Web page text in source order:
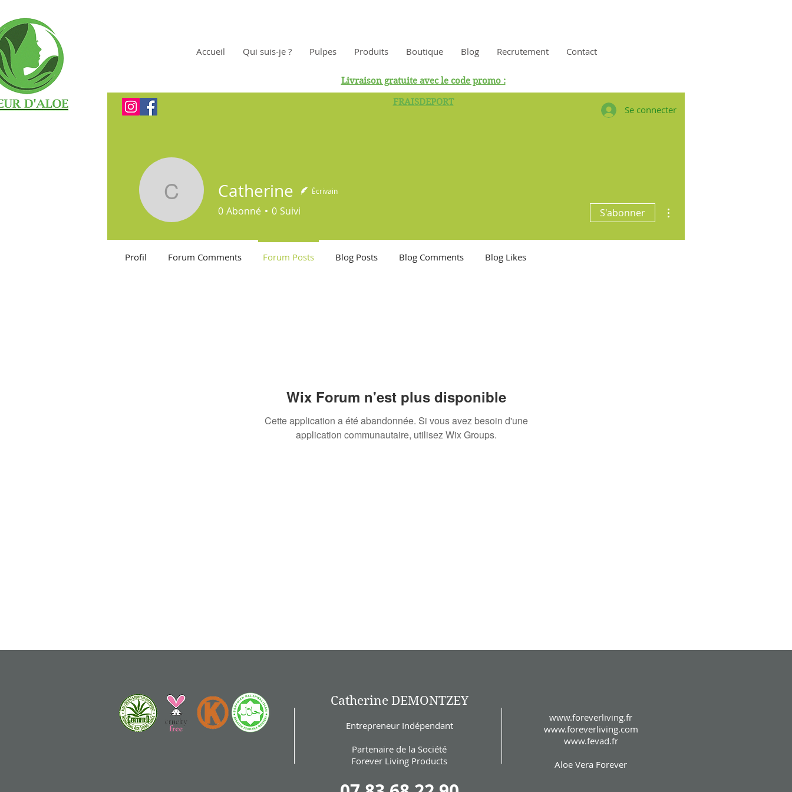
Accueil Qui suis-je ? Pulpes Produits Boutique Blog Recrutement Contact
Livraison gratuite avec le code promo :
FRAISDEPORT
Se connecter
Wix Forum n'est plus disponible
Cette application a été abandonnée. Si vous avez besoin d'une
application communautaire, utilisez Wix Groups.
Catherine
Catherine Écrivain
0 Abonné 0 Suivi S'abonner
Profil Forum Comments Forum Posts Blog Posts Blog Comments Blog Likes
Catherine DEMONTZEY
Entrepreneur Indépendant
Partenaire de la Société
Forever Living Products
www.foreverliving.fr
www.foreverliving.com
www.fevad.fr
Aloe Vera Forever